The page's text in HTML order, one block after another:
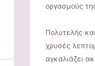
οργασμούς
Πολυτελής
χρυσές
αγκαλιάζει